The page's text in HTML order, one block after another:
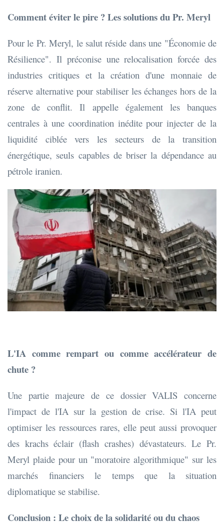
Comment éviter le pire ? Les solutions du Pr. Meryl
Pour le Pr. Meryl, le salut réside dans une "Économie de
Résilience". Il préconise une relocalisation forcée des
industries critiques et la création d'une monnaie de
réserve alternative pour stabiliser les échanges hors de la
zone de conflit. Il appelle également les banques
centrales à une coordination inédite pour injecter de la
liquidité ciblée vers les secteurs de la transition
énergétique, seuls capables de briser la dépendance au
pétrole iranien.
L'IA comme rempart ou comme accélérateur de
chute ?
Une partie majeure de ce dossier VALIS concerne
l'impact de l'IA sur la gestion de crise. Si l'IA peut
optimiser les ressources rares, elle peut aussi provoquer
des krachs éclair (flash crashes) dévastateurs. Le Pr.
Meryl plaide pour un "moratoire algorithmique" sur les
marchés financiers le temps que la situation
diplomatique se stabilise.
Conclusion : Le choix de la solidarité ou du chaos